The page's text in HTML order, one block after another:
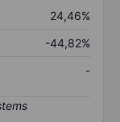
24,46%
-44,82%
-